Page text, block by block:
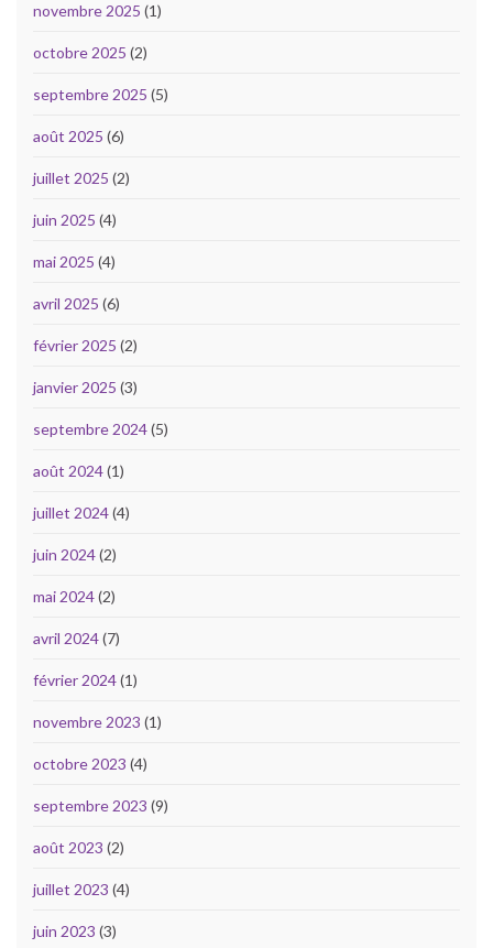
novembre 2025 (1)
octobre 2025 (2)
septembre 2025 (5)
août 2025 (6)
juillet 2025 (2)
juin 2025 (4)
mai 2025 (4)
avril 2025 (6)
février 2025 (2)
janvier 2025 (3)
septembre 2024(5)
août 2024(1)
juillet 2024(4)
juin 2024(2)
mai 2024(2)
avril 2024(7)
février 2024(1)
novembre 2023 (1)
octobre 2023 (4)
septembre 2023 (9)
août 2023 (2)
juillet 2023 (4)
juin 2023 (3)